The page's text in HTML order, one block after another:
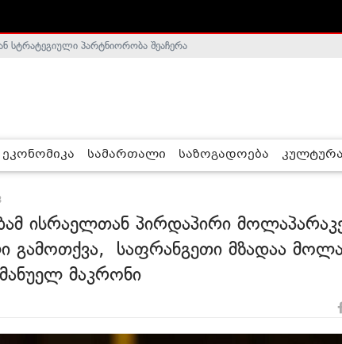
მთავრობა არალეგიტიმურია - ჰელსინკის კომისია
სტრატეგიული პარტნიორობა შეაჩერა
ეკონომიკა სამართალი საზოგადოება კულტურა
ისრაელთან პირდაპირი
გამოთქვა, საფრანგეთი მზადაა
მაკრონი